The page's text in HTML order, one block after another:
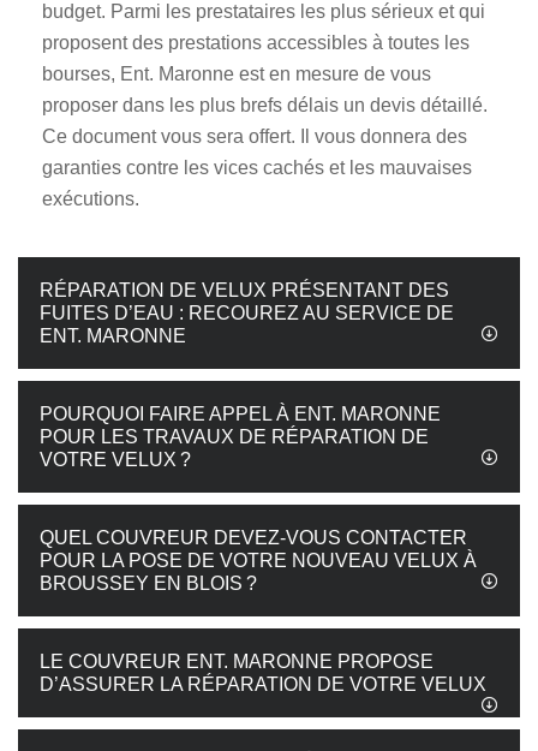
budget. Parmi les prestataires les plus sérieux et qui
proposent des prestations accessibles à toutes les
bourses, Ent. Maronne est en mesure de vous
proposer dans les plus brefs délais un devis détaillé.
Ce document vous sera offert. Il vous donnera des
garanties contre les vices cachés et les mauvaises
exécutions.
RÉPARATION DE VELUX PRÉSENTANT DES
FUITES D’EAU : RECOUREZ AU SERVICE DE
ENT. MARONNE
POURQUOI FAIRE APPEL À ENT. MARONNE
POUR LES TRAVAUX DE RÉPARATION DE
VOTRE VELUX ?
QUEL COUVREUR DEVEZ-VOUS CONTACTER
POUR LA POSE DE VOTRE NOUVEAU VELUX À
BROUSSEY EN BLOIS ?
LE COUVREUR ENT. MARONNE PROPOSE
D’ASSURER LA RÉPARATION DE VOTRE VELUX